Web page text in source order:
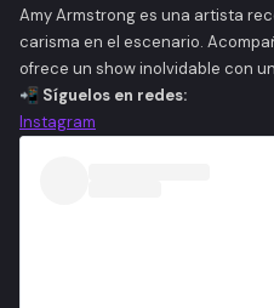
Amy Armstrong es una artista
carisma en el escenario.
ofrece un show inolvidable con
📲 Síguelos en redes:
Instagram